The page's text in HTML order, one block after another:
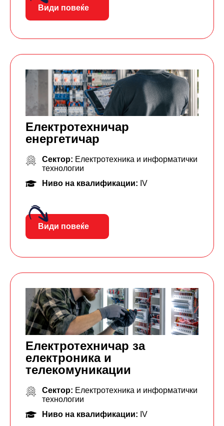
Види повеќе
Електротехничар
енергетичар
Сектор: Електротехника и информатички
технологии
Ниво на квалификации: IV
Види повеќе
Електротехничар за
електроника и
телекомуникации
Сектор: Електротехника и информатички
технологии
Ниво на квалификации: IV